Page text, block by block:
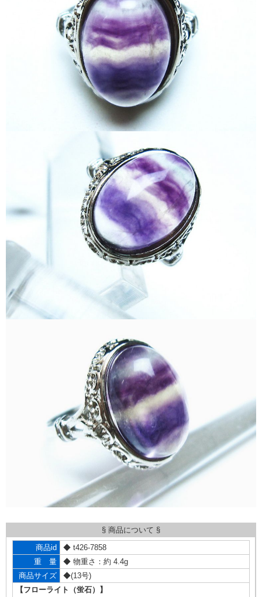
§ 商品について §
商品id
◆ t426-7858
重 量
◆ 物重さ：約 4.4g
商品サイズ
◆(13号)
【フローライト（蛍石）】